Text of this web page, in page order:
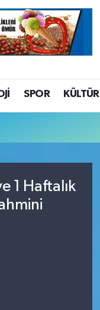
SPOR KÜLTÜR
1 Haftalık